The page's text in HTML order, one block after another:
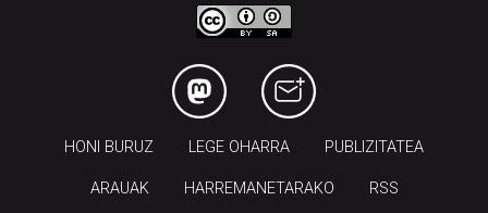
HONI BURUZ LEGE OHARRA PUBLIZITATEA
ARAUAK HARREMANETARAKO RSS